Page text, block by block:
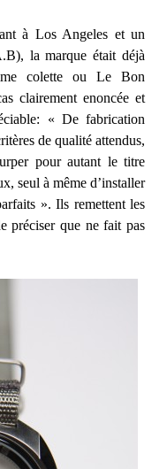
à Los Angeles et un
la marque était déjà
colette ou Le Bon
clairement enoncée et
« De fabrication
de qualité attendus,
pour autant le titre
seul à même d’installer
». Ils remettent les
préciser que ne fait pas